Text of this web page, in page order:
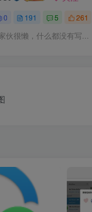
0 191 5 261
伙很懒，什么都没有写...